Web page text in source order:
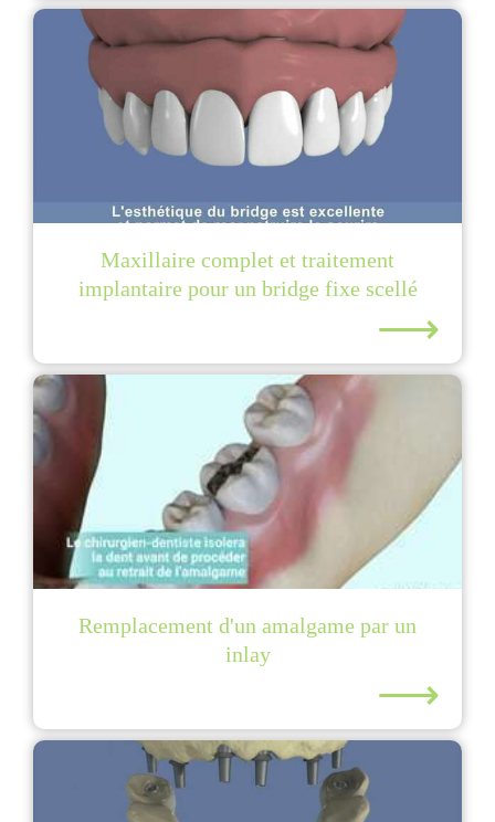
Maxillaire complet et traitement
implantaire pour un bridge fixe scellé
⟶
Remplacement d'un amalgame par un
inlay
⟶